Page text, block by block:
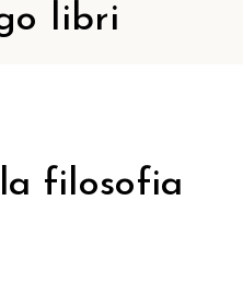
libri
filosofia